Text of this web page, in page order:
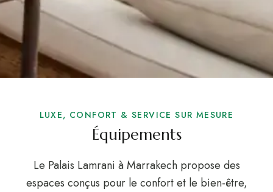
LUXE, CONFORT & SERVICE SUR MESURE
Équipements
Le Palais Lamrani à Marrakech propose des
espaces conçus pour le confort et le bien-être,